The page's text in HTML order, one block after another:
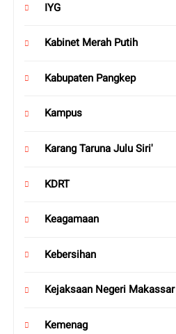
IYG
Kabinet Merah Putih
Kabupaten Pangkep
Kampus
Karang Taruna Julu Siri'
KDRT
Keagamaan
Kebersihan
Kejaksaan Negeri Makassar
Kemenag